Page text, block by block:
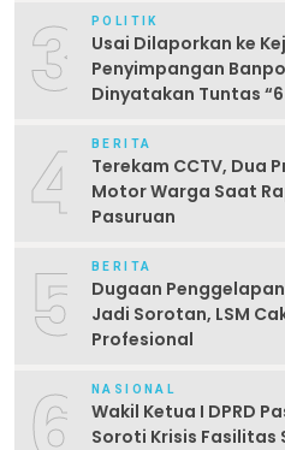
3 POLITIK
Usai Dilaporkan ke
Penyimpangan
Dinyatakan Tuntas
4 BERITA
Terekam CCTV, Dua
Motor Warga Saat
Pasuruan
5 BERITA
Dugaan
Jadi Sorotan, LSM
Profesional
NASIONAL
Wakil Ketua I DPRD
Soroti Krisis Fasilitas